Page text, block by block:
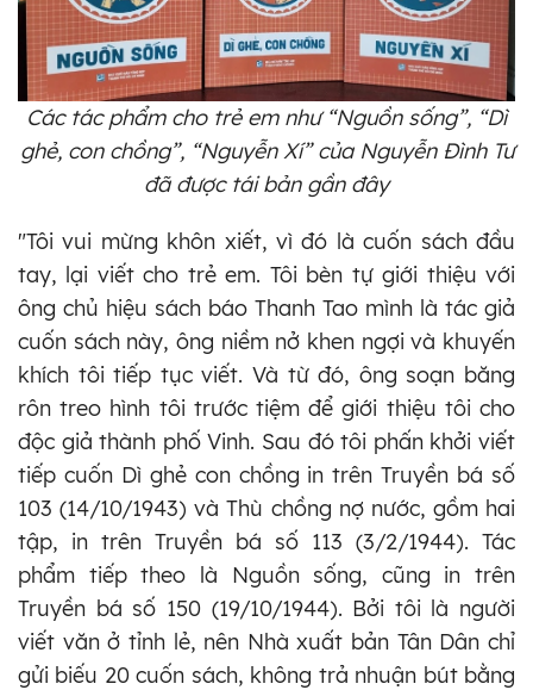
Các tác phẩm cho trẻ em như “Nguồn sống”, “Dì
ghẻ, con chồng”, “Nguyễn Xí” của Nguyễn Đình Tư
đã được tái bản gần đây
"Tôi vui mừng khôn xiết, vì đó là cuốn sách đầu
tay, lại viết cho trẻ em. Tôi bèn tự giới thiệu với
ông chủ hiệu sách báo Thanh Tao mình là tác giả
cuốn sách này, ông niềm nở khen ngợi và khuyến
khích tôi tiếp tục viết. Và từ đó, ông soạn băng
rôn treo hình tôi trước tiệm để giới thiệu tôi cho
độc giả thành phố Vinh. Sau đó tôi phấn khởi viết
tiếp cuốn Dì ghẻ con chồng in trên Truyền bá số
103 (14/10/1943) và Thù chồng nợ nước, gồm hai
tập, in trên Truyền bá số 113 (3/2/1944). Tác
phẩm tiếp theo là Nguồn sống, cũng in trên
Truyền bá số 150 (19/10/1944). Bởi tôi là người
viết văn ở tỉnh lẻ, nên Nhà xuất bản Tân Dân chỉ
gửi biếu 20 cuốn sách, không trả nhuận bút bằng